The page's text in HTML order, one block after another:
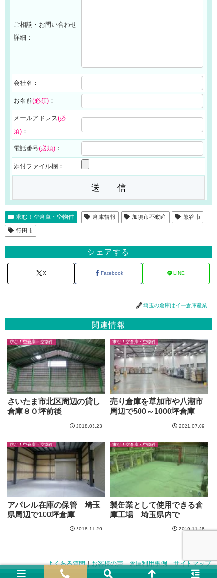
ご相談・お問い合わせ
詳細：
会社名：
お名前(必須) ：
メールアドレス(必
須) ：
電話番号(必須) ：
添付ファイル欄：
求む！空倉庫・空物件 倉庫情報 加須市不動産
熊谷市
行田市
シェアする
X Facebook LINE
埼玉の倉庫はイー倉庫産業
関連情報
求む！空倉庫・空物件
さいたま市北区周辺の貸し
倉庫８０坪前後
2018.03.23
求む！空倉庫・空物件
売り倉庫を草加市や八潮市
周辺で500～1000坪倉庫
2021.07.09
求む！空倉庫・空物件
アパレル在庫の保管 埼玉
県周辺で100坪倉庫
2018.11.26
求む！空倉庫・空物件
製缶業として使用できる倉
庫工場 埼玉県内で
2019.11.28
よくある質問｜お客様の声｜倉庫利用事例｜サイトマップ